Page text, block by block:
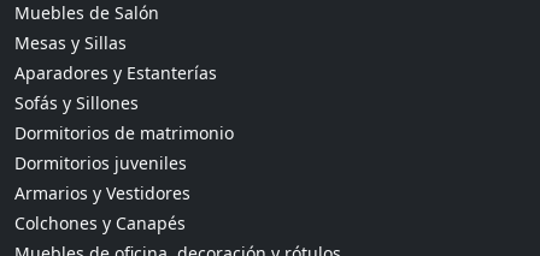
Muebles de Salón
Mesas y Sillas
Aparadores y Estanterías
Sofás y Sillones
Dormitorios de matrimonio
Dormitorios juveniles
Armarios y Vestidores
Colchones y Canapés